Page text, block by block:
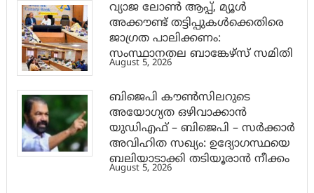
വ്യാജ ലോൺ ആപ്പ്, മ്യൂൾ
അക്കൗണ്ട് തട്ടിപ്പുകൾക്കെതിരെ
ജാ​ഗ്രത പാലിക്കണം:
സംസ്ഥാനതല ബാങ്കേഴ്സ് സമിതി
August 5, 2026
ബിജെപി കൗൺസിലറുടെ
അയോഗ്യത ഒഴിവാക്കാൻ
യുഡിഎഫ് – ബിജെപി – സർക്കാർ
അവിഹിത സഖ്യം: ഉദ്യോഗസ്ഥയെ
ബലിയാടാക്കി തടിയൂരാൻ നീക്കം
August 5, 2026